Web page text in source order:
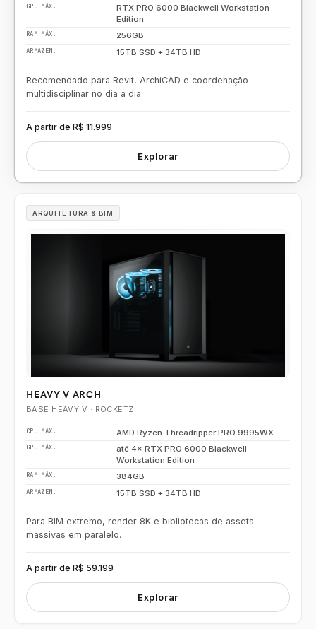
GPU MÁX.
RTX PRO 6000 Blackwell Workstation
Edition
RAM MÁX. 256GB
ARMAZEN. 15TB SSD + 34TB HD
Recomendado para Revit, ArchiCAD e coordenação
multidisciplinar no dia a dia.
A partir de R$ 11.999
Explorar
ARQUITETURA & BIM
HEAVY V ARCH
BASE HEAVY V · ROCKETZ
CPU MÁX. AMD Ryzen Threadripper PRO 9995WX
GPU MÁX.
até 4× RTX PRO 6000 Blackwell
Workstation Edition
RAM MÁX. 384GB
ARMAZEN. 15TB SSD + 34TB HD
Para BIM extremo, render 8K e bibliotecas de assets
massivas em paralelo.
A partir de R$ 59.199
Explorar